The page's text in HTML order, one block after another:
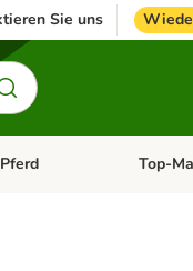
Sie uns
Fisch Menü öffnen: Vogel
Pferd Top-